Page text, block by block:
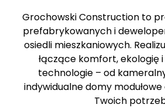
Grochowski Construction to
prefabrykowanych i
osiedli mieszkaniowych.
łączące komfort, ekologię
technologie – od
indywidualne domy
Twoich